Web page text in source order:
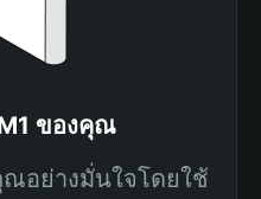
ของคุณ
ณอย่างมั่นใจโดยใช้